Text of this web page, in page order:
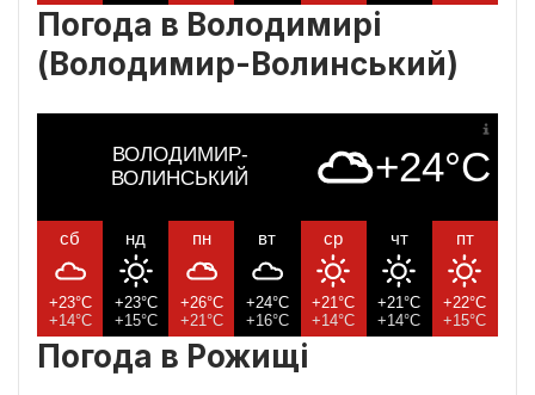
Погода в Володимирі
(Володимир-Волинський)
ВОЛОДИМИР-
ВОЛИНСЬКИЙ
+24°C
сб
+23°C
+14°C
нд
+23°C
+15°C
пн
+26°C
+21°C
вт
+24°C
+16°C
ср
+21°C
+14°C
чт
+21°C
+14°C
пт
+22°C
+15°C
Погода в Рожищі